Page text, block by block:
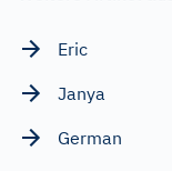
Eric
Janya
German